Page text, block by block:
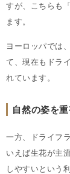
すが、こちらも
ます。
ヨーロッパでは
て、現在もドラ
れています。
自然の姿を
一方、ドライフ
いえば生花が主
しやすいという